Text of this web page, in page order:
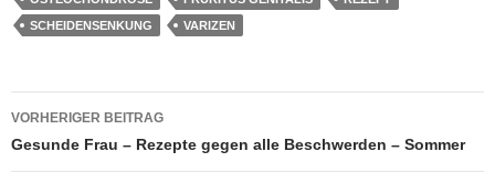
o
k
p
e
g
m
SCHEIDENSENKUNG
VARIZEN
Beitragsnavigation
VORHERIGER BEITRAG
Gesunde Frau – Rezepte gegen alle Beschwerden – Sommer